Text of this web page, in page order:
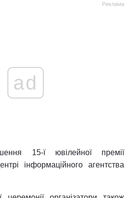
Війна
Реклама
ad
15-ї ювілейної премії
інформаційного агентства